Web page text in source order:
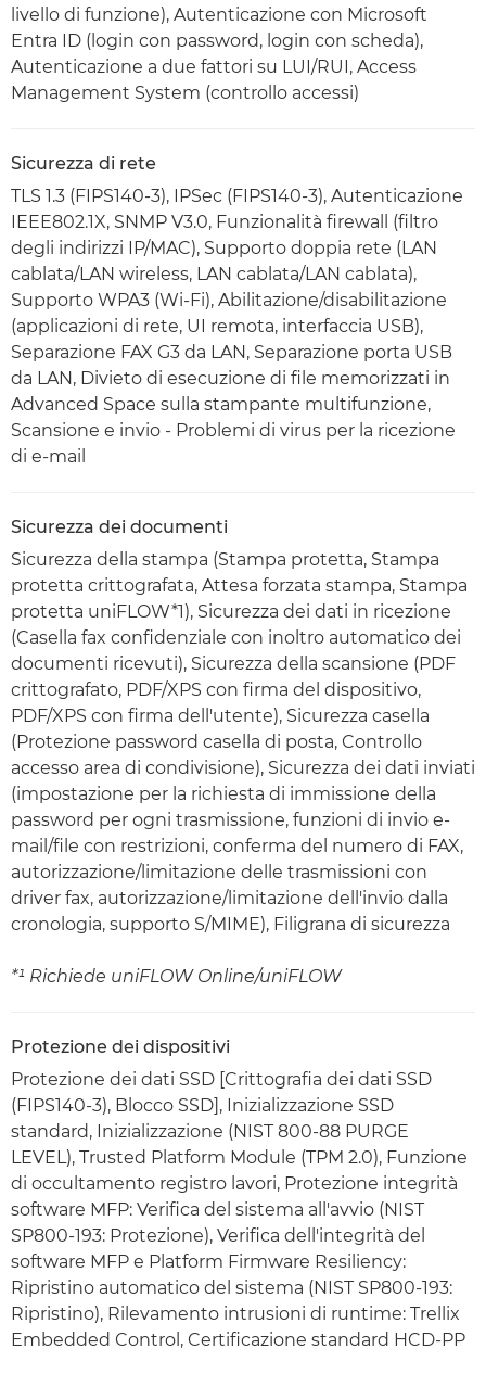
livello di funzione), Autenticazione con Microsoft
Entra ID (login con password, login con scheda),
Autenticazione a due fattori su LUI/RUI, Access
Management System (controllo accessi)
Sicurezza di rete
TLS 1.3 (FIPS140-3), IPSec (FIPS140-3), Autenticazione
IEEE802.1X, SNMP V3.0, Funzionalità firewall (filtro
degli indirizzi IP/MAC), Supporto doppia rete (LAN
cablata/LAN wireless, LAN cablata/LAN cablata),
Supporto WPA3 (Wi-Fi), Abilitazione/disabilitazione
(applicazioni di rete, UI remota, interfaccia USB),
Separazione FAX G3 da LAN, Separazione porta USB
da LAN, Divieto di esecuzione di file memorizzati in
Advanced Space sulla stampante multifunzione,
Scansione e invio - Problemi di virus per la ricezione
di e-mail
Sicurezza dei documenti
Sicurezza della stampa (Stampa protetta, Stampa
protetta crittografata, Attesa forzata stampa, Stampa
protetta uniFLOW*1), Sicurezza dei dati in ricezione
(Casella fax confidenziale con inoltro automatico dei
documenti ricevuti), Sicurezza della scansione (PDF
crittografato, PDF/XPS con firma del dispositivo,
PDF/XPS con firma dell'utente), Sicurezza casella
(Protezione password casella di posta, Controllo
accesso area di condivisione), Sicurezza dei dati inviati
(impostazione per la richiesta di immissione della
password per ogni trasmissione, funzioni di invio e-
mail/file con restrizioni, conferma del numero di FAX,
autorizzazione/limitazione delle trasmissioni con
driver fax, autorizzazione/limitazione dell'invio dalla
cronologia, supporto S/MIME), Filigrana di sicurezza
*¹ Richiede uniFLOW Online/uniFLOW
Protezione dei dispositivi
Protezione dei dati SSD [Crittografia dei dati SSD
(FIPS140-3), Blocco SSD], Inizializzazione SSD
standard, Inizializzazione (NIST 800-88 PURGE
LEVEL), Trusted Platform Module (TPM 2.0), Funzione
di occultamento registro lavori, Protezione integrità
software MFP: Verifica del sistema all'avvio (NIST
SP800-193: Protezione), Verifica dell'integrità del
software MFP e Platform Firmware Resiliency:
Ripristino automatico del sistema (NIST SP800-193:
Ripristino), Rilevamento intrusioni di runtime: Trellix
Embedded Control, Certificazione standard HCD-PP